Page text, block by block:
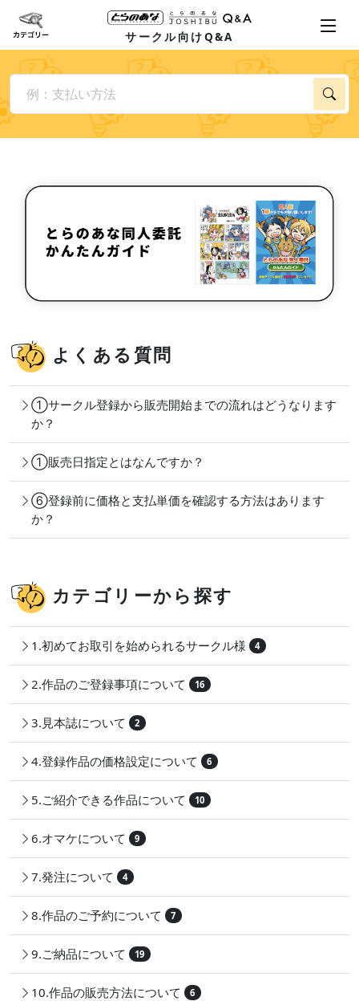
サークル向けQ&A
よくある質問
①サークル登録から販売開始までの流れはどうなります
か？
①販売日指定とはなんですか？
⑥登録前に価格と支払単価を確認する方法はあります
か？
カテゴリーから探す
1.初めてお取引を始められるサークル様 4
2.作品のご登録事項について 16
3.見本誌について 2
4.登録作品の価格設定について 6
5.ご紹介できる作品について 10
6.オマケについて 9
7.発注について 4
8.作品のご予約について 7
9.ご納品について 19
10.作品の販売方法について 6